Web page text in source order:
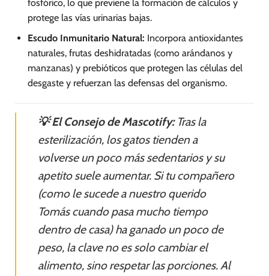
fosfórico, lo que previene la formación de cálculos y
protege las vías urinarias bajas.
Escudo Inmunitario Natural: Incorpora antioxidantes
naturales, frutas deshidratadas (como arándanos y
manzanas) y prebióticos que protegen las células del
desgaste y refuerzan las defensas del organismo.
💡 El Consejo de Mascotify:Tras la
esterilización, los gatos tienden a
volverse un poco más sedentarios y su
apetito suele aumentar. Si tu compañero
(como le sucede a nuestro querido
Tomás cuando pasa mucho tiempo
dentro de casa) ha ganado un poco de
peso, la clave no es solo cambiar el
alimento, sino respetar las porciones. Al